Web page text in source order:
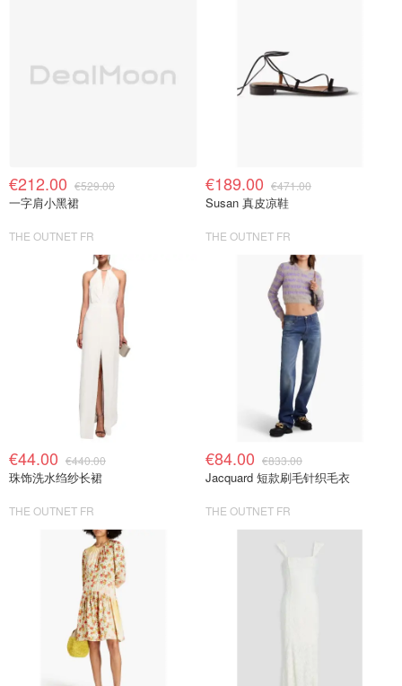
€212.00 €529.00
一字肩小黑裙
THE OUTNET FR
€189.00 €471.00
Susan 真皮凉鞋
THE OUTNET FR
€44.00 €440.00
珠饰洗水绉纱长裙
THE OUTNET FR
€84.00 €833.00
Jacquard 短款刷毛针织毛衣
THE OUTNET FR